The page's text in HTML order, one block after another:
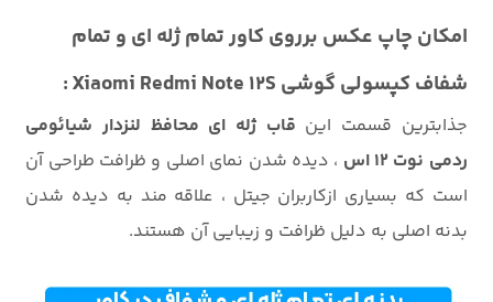
امکان چاپ عکس برروی کاور تمام ژله ای و تمام
شفاف کپسولی گوشی Xiaomi Redmi Note 12S :
جذابترین قسمت این قاب ژله ای محافظ لنزدار شیائومی
ردمی نوت 12 اس
، دیده شدن نمای اصلی و ظرافت طراحی آن
است که بسیاری ازکاربران جیتل ، علاقه مند به دیده شدن
بدنه اصلی به دلیل ظرافت و زیبایی آن هستند.